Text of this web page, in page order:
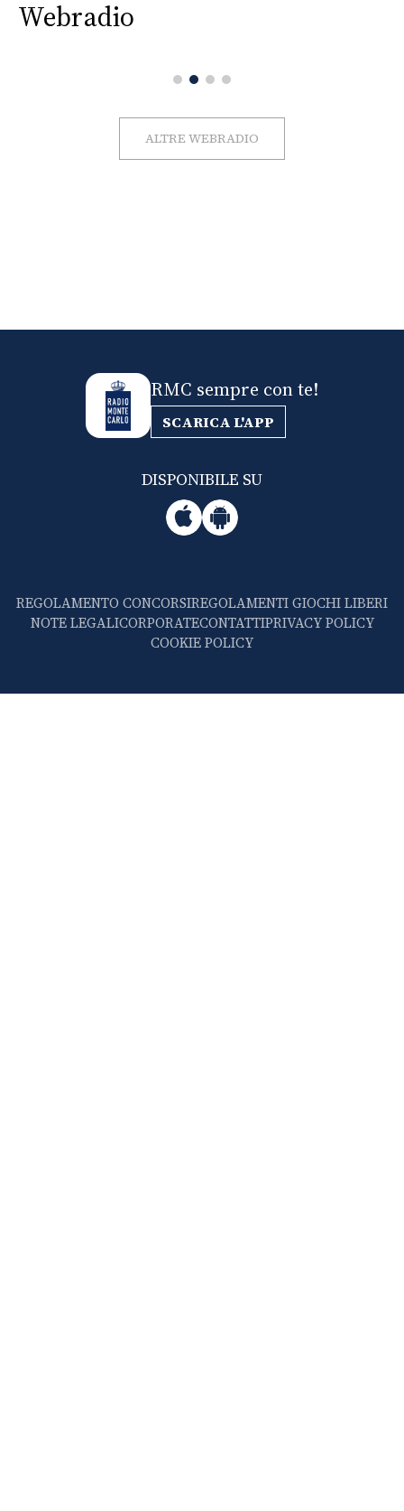
Webradio
ALTRE WEBRADIO
RMC sempre con te!
SCARICA L'APP
DISPONIBILE SU
REGOLAMENTO CONCORSIREGOLAMENTI GIOCHI LIBERI
NOTE LEGALICORPORATECONTATTIPRIVACY POLICY
COOKIE POLICY